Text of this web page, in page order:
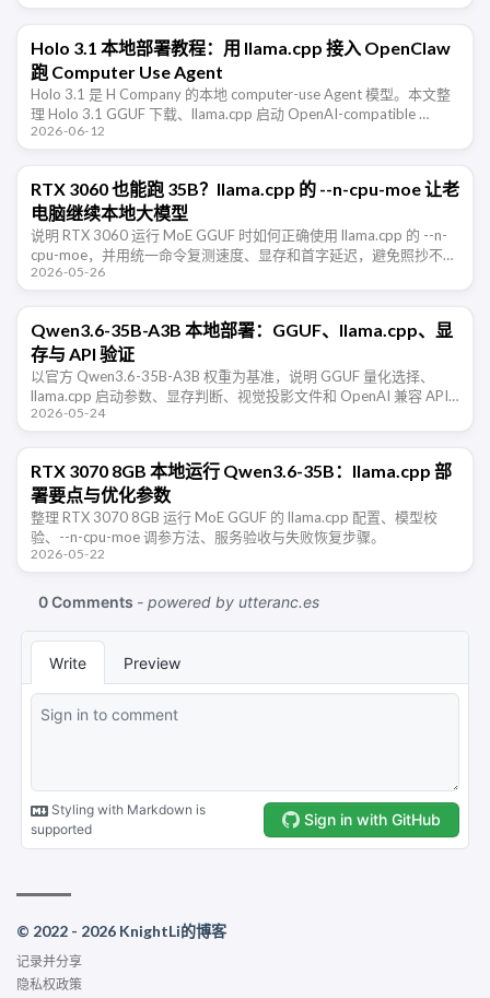
Holo 3.1 本地部署教程：用 llama.cpp 接入 OpenClaw
跑 Computer Use Agent
Holo 3.1 是 H Company 的本地 computer-use Agent 模型。本文整
理 Holo 3.1 GGUF 下载、llama.cpp 启动 OpenAI-compatible …
2026-06-12
RTX 3060 也能跑 35B？llama.cpp 的 --n-cpu-moe 让老
电脑继续本地大模型
说明 RTX 3060 运行 MoE GGUF 时如何正确使用 llama.cpp 的 --n-
cpu-moe，并用统一命令复测速度、显存和首字延迟，避免照抄不可
比的跑分。
2026-05-26
Qwen3.6-35B-A3B 本地部署：GGUF、llama.cpp、显
存与 API 验证
以官方 Qwen3.6-35B-A3B 权重为基准，说明 GGUF 量化选择、
llama.cpp 启动参数、显存判断、视觉投影文件和 OpenAI 兼容 API
的验证步骤。
2026-05-24
RTX 3070 8GB 本地运行 Qwen3.6-35B：llama.cpp 部
署要点与优化参数
整理 RTX 3070 8GB 运行 MoE GGUF 的 llama.cpp 配置、模型校
验、--n-cpu-moe 调参方法、服务验收与失败恢复步骤。
2026-05-22
© 2022 - 2026 KnightLi的博客
记录并分享
隐私权政策